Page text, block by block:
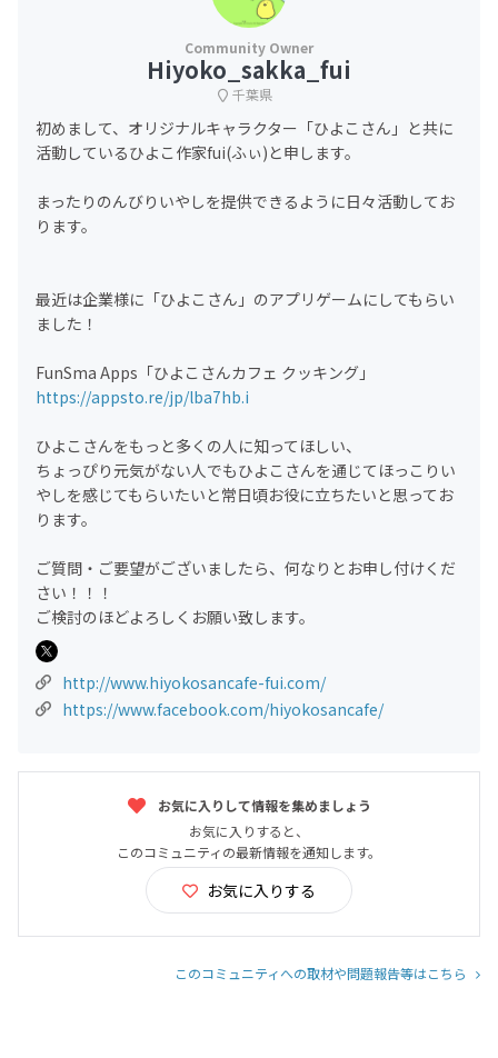
Hiyoko_sakka_fui
千葉県
初めまして、オリジナルキャラクター「ひよこさん」と共に
活動しているひよこ作家fui(ふぃ)と申します。
まったりのんびりいやしを提供できるように日々活動してお
ります。
最近は企業様に「ひよこさん」のアプリゲームにしてもらい
ました！
FunSma Apps「ひよこさんカフェ クッキング」
https://appsto.re/jp/lba7hb.i
ひよこさんをもっと多くの人に知ってほしい、
ちょっぴり元気がない人でもひよこさんを通じてほっこりい
やしを感じてもらいたいと常日頃お役に立ちたいと思ってお
ります。
ご質問・ご要望がございましたら、何なりとお申し付けくだ
さい！！！
ご検討のほどよろしくお願い致します。
http://www.hiyokosancafe-fui.com/
https://www.facebook.com/hiyokosancafe/
お気に入りして情報を集めましょう
お気に入りすると、
このコミュニティの最新情報を通知します。
お気に入りする
このコミュニティへの取材や問題報告等はこちら